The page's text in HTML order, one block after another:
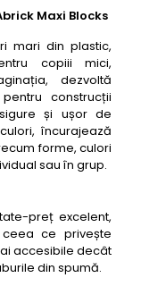
Maxi Blocks
mari din plastic,
copiii mici,
dezvoltă
construcții
și ușor de
încurajează
forme, culori
sau în grup.
preț excelent,
ce privește
accesibile decât
din spumă.